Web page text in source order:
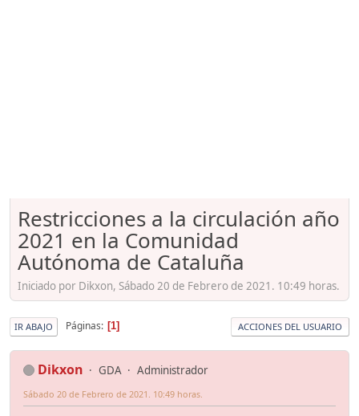
Restricciones a la circulación año
2021 en la Comunidad
Autónoma de Cataluña
Iniciado por Dikxon, Sábado 20 de Febrero de 2021. 10:49 horas.
IR ABAJO Páginas 1 ACCIONES DEL USUARIO
Dikxon GDA Administrador
Sábado 20 de Febrero de 2021. 10:49 horas.